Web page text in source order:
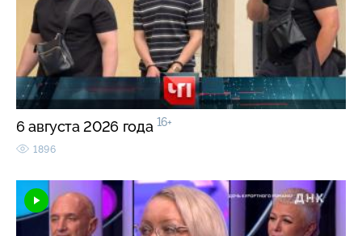
6 августа 2026 года 16+
1896